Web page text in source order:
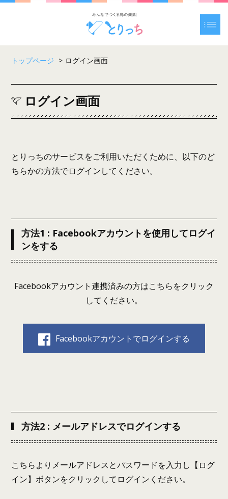
トップページ > ログイン画面
ログイン画面
とりっちのサービスをご利用いただくために、以下のど
ちらかの方法でログインしてください。
方法1 : Facebookアカウントを使用してログイ
ンをする
Facebookアカウント連携済みの方はこちらをクリック
してください。
Facebookアカウントでログインする
方法2 : メールアドレスでログインする
こちらよりメールアドレスとパスワードを入力し【ログ
イン】ボタンをクリックしてログインください。